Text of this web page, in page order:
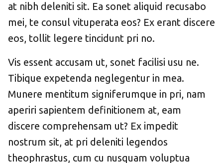
at nibh deleniti sit. Ea sonet aliquid recusabo
mei, te consul vituperata eos? Ex erant discere
eos, tollit legere tincidunt pri no.
Vis essent accusam ut, sonet facilisi usu ne.
Tibique expetenda neglegentur in mea.
Munere mentitum signiferumque in pri, nam
aperiri sapientem definitionem at, eam
discere comprehensam ut? Ex impedit
nostrum sit, at pri deleniti legendos
theophrastus, cum cu nusquam voluptua